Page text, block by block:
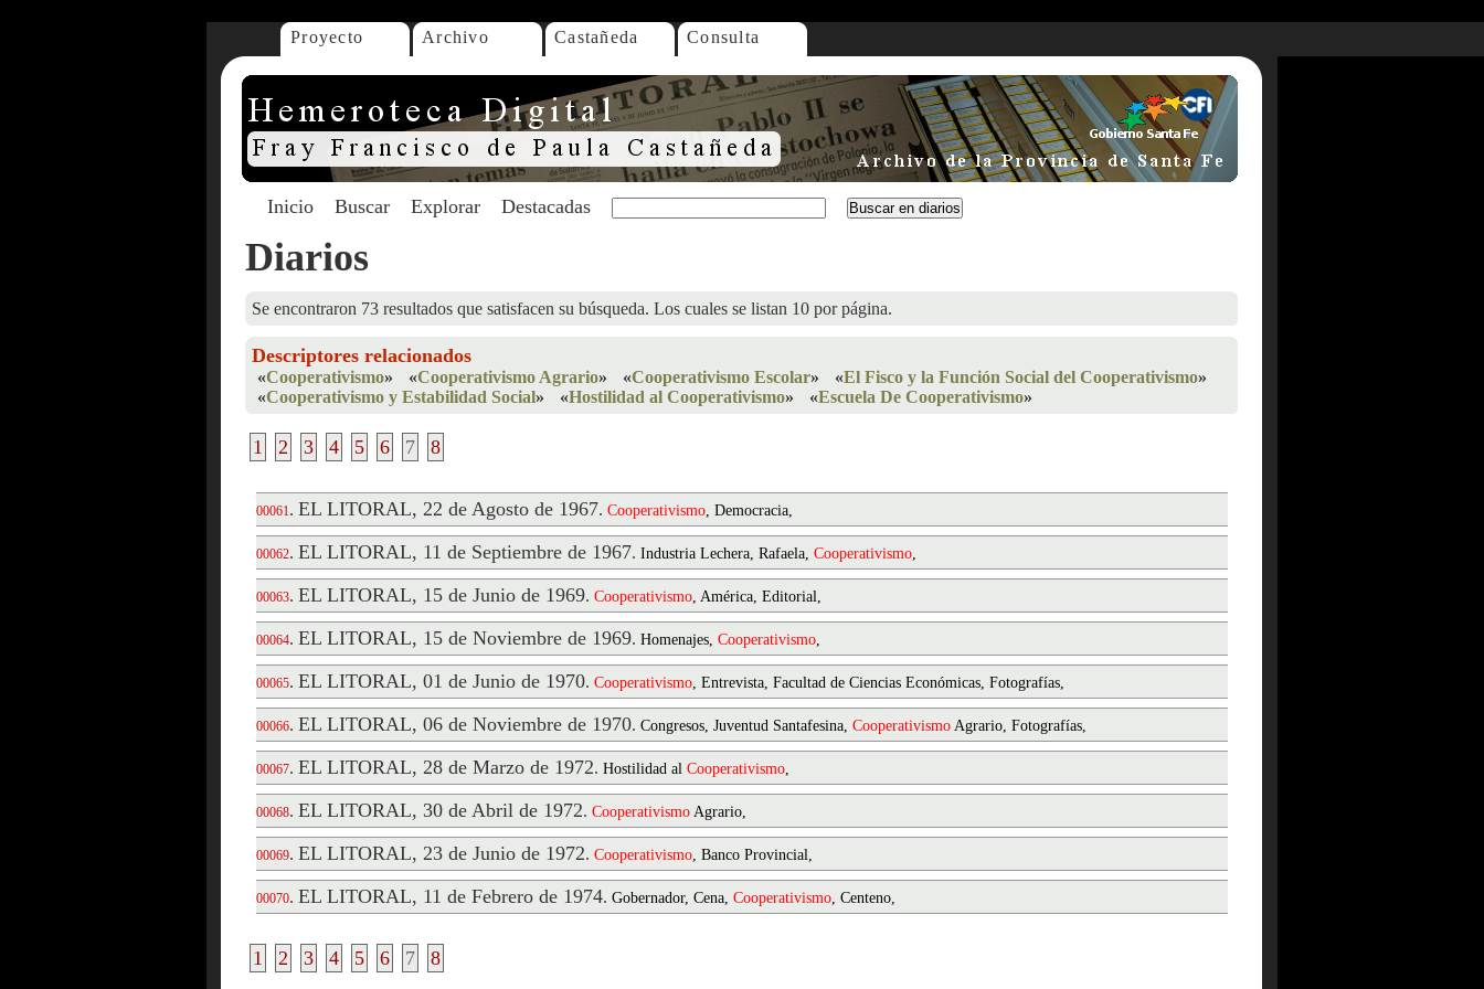
Proyecto Archivo Castañeda Consulta
Inicio Buscar Explorar Destacadas
Diarios
Se encontraron 73 resultados que satisfacen su búsqueda. Los cuales se listan 10 por página.
Descriptores relacionados
«Cooperativismo» «Cooperativismo Agrario» «Cooperativismo Escolar» «El Fisco y la Función Social del Cooperativismo»
«Cooperativismo y Estabilidad Social» «Hostilidad al Cooperativismo» «Escuela De Cooperativismo»
1 2 3 4 5 6 7 8
00061. EL LITORAL, 22 de Agosto de 1967. Cooperativismo, Democracia,
00062. EL LITORAL, 11 de Septiembre de 1967. Industria Lechera, Rafaela, Cooperativismo,
00063. EL LITORAL, 15 de Junio de 1969. Cooperativismo, América, Editorial,
00064. EL LITORAL, 15 de Noviembre de 1969. Homenajes, Cooperativismo,
00065. EL LITORAL, 01 de Junio de 1970. Cooperativismo, Entrevista, Facultad de Ciencias Económicas, Fotografías,
00066. EL LITORAL, 06 de Noviembre de 1970. Congresos, Juventud Santafesina, Cooperativismo Agrario, Fotografías,
00067. EL LITORAL, 28 de Marzo de 1972. Hostilidad al Cooperativismo,
00068. EL LITORAL, 30 de Abril de 1972. Cooperativismo Agrario,
00069. EL LITORAL, 23 de Junio de 1972. Cooperativismo, Banco Provincial,
00070. EL LITORAL, 11 de Febrero de 1974. Gobernador, Cena, Cooperativismo, Centeno,
1 2 3 4 5 6 7 8